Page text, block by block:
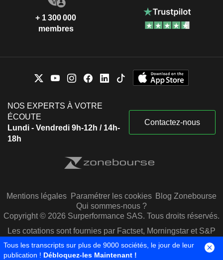
+ 1 300 000
membres
NOS EXPERTS À VOTRE
ÉCOUTE
Lundi - Vendredi 9h-12h / 14h-
18h
Contactez-nous
Mentions légales Paramétrer les cookies Blog Zonebourse
Qui sommes-nous ?
Copyright © 2026 Surperformance SAS. Tous droits réservés.
Les cotations sont fournies par Factset, Morningstar et S&P
Capital IQ
Tous les transcripts sur plus de 9000 sociétés, le jour de leur
publication ! Débloquez-les Maintenant !